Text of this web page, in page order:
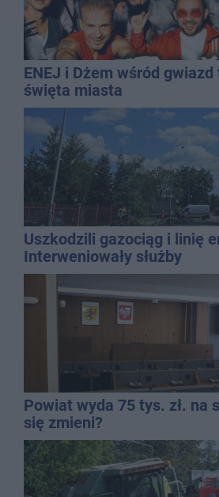
ENEJ i Dżem wśród
święta miasta
Uszkodzili gazociąg i linię
Interweniowały służby
Powiat wyda 75 tys. zł. na
się zmieni?